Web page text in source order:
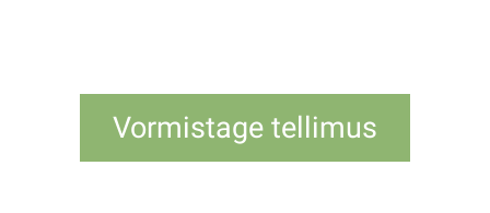
Vormistage tellimus